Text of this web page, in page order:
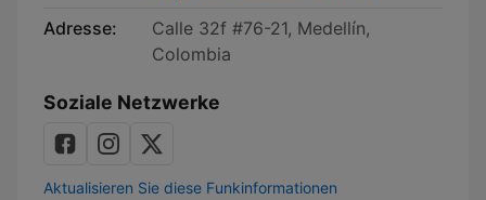
Adresse:
Calle 32f #76-21, Medellín,
Colombia
Soziale Netzwerke
Aktualisieren Sie diese Funkinformationen